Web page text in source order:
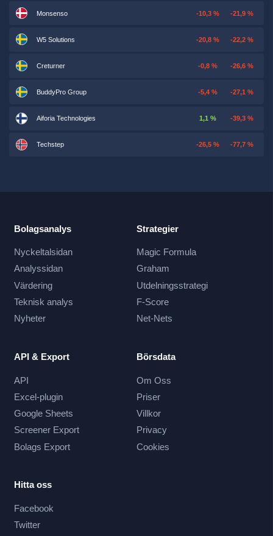
Monsenso -10,3 % -21,9 %
W5 Solutions -20,8 % -22,2 %
Creturner -0,8 % -26,6 %
BuddyPro Group -5,4 % -27,1 %
Aiforia Technologies 1,1 % -39,3 %
Techstep -26,5 % -77,7 %
Bolagsanalys
Nyckeltalsidan
Analyssidan
Värdering
Teknisk analys
Nyheter
Strategier
Magic Formula
Graham
Utdelningsstrategi
F-Score
Net-Nets
API & Export
API
Excel-plugin
Google Sheets
Screener Export
Bolags Export
Börsdata
Om Oss
Priser
Villkor
Privacy
Cookies
Hitta oss
Facebook
Twitter